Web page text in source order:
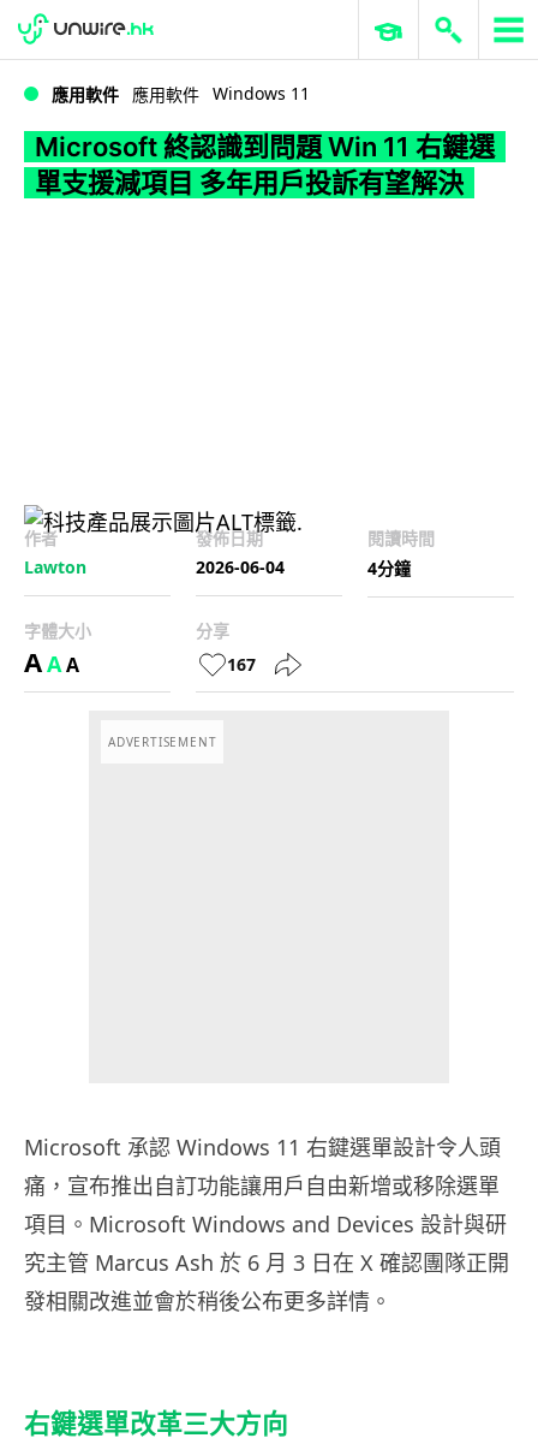
WWDC 2026 ERP 與商業 AI
應用軟件 應用軟件 Windows 11
Microsoft 終認識到問題 Win 11 右鍵選
單支援減項目 多年用戶投訴有望解決
作者
Lawton
發佈日期
2026-06-04
閱讀時間
4分鐘
字體大小
AAA
分享
167
ADVERTISEMENT
Microsoft 承認 Windows 11 右鍵選單設計令人頭
痛，宣布推出自訂功能讓用戶自由新增或移除選單
項目。Microsoft Windows and Devices 設計與研
究主管 Marcus Ash 於 6 月 3 日在 X 確認團隊正開
發相關改進並會於稍後公布更多詳情。
右鍵選單改革三大方向